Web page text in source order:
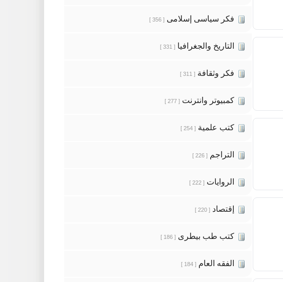
فكر سياسى إسلامى [ 356 ]
التاريخ والجغرافيا [ 331 ]
فكر وثقافة [ 311 ]
كمبيوتر وانترنت [ 277 ]
كتب علمية [ 254 ]
التراجم [ 226 ]
الروايات [ 222 ]
إقتصاد [ 220 ]
كتب طب بيطرى [ 186 ]
الفقه العام [ 184 ]